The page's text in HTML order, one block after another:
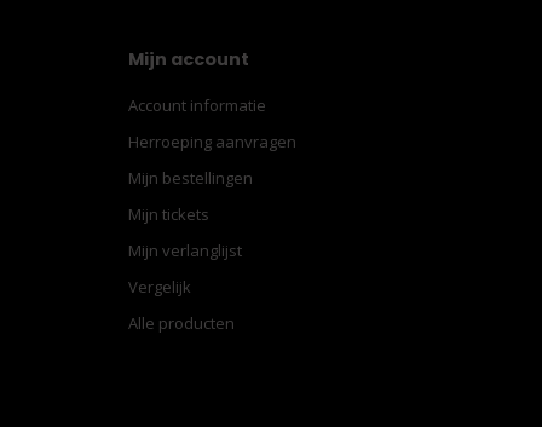
Mijn account
Account informatie
Herroeping aanvragen
Mijn bestellingen
Mijn tickets
Mijn verlanglijst
Vergelijk
Alle producten